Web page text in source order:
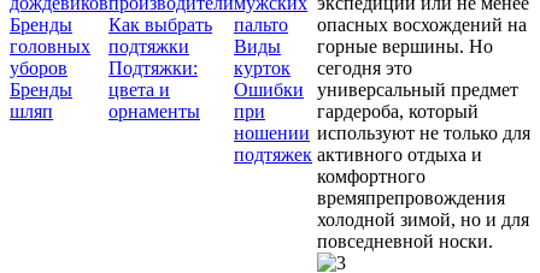
Бренды
головных
уборов
Бренды
шляп
Как выбрать
подтяжки
Подтяжки:
цвета и
орнаменты
пальто
Виды
курток
Ошибки
при
ношении
подтяжек
опасных восхождений на
горные вершины. Но
сегодня это
универсальный предмет
гардероба, который
используют не только для
активного отдыха и
комфортного
времяпрепровождения
холодной зимой, но и для
повседневной носки.